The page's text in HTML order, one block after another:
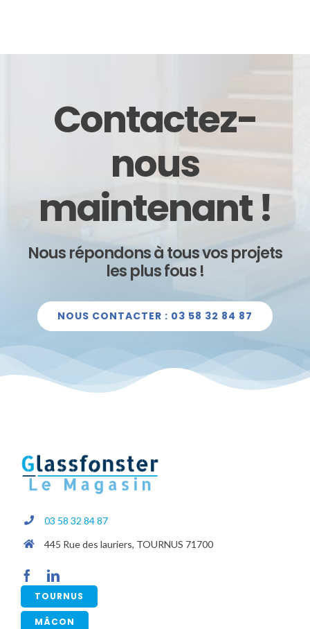
Contactez-
nous
maintenant !
Nous répondons à tous vos projets
les plus fous !
NOUS CONTACTER : 03 58 32 84 87
03 58 32 84 87
445 Rue des lauriers, TOURNUS 71700
TOURNUS
MÂCON